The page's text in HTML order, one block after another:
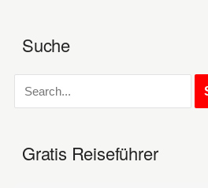
Suche
Gratis Reiseführer